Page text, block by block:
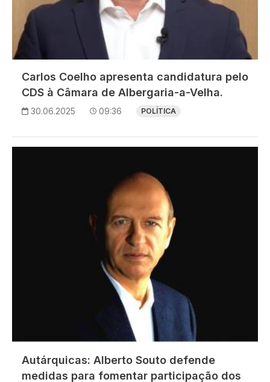
Carlos Coelho apresenta candidatura pelo
CDS à Câmara de Albergaria-a-Velha.
30.06.2025 09:36 POLÍTICA
Autárquicas: Alberto Souto defende
medidas para fomentar participação dos